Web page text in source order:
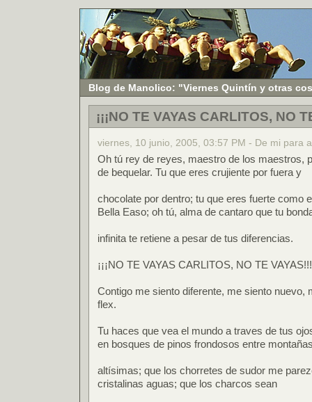
Blog de Manolico: "Viernes Quintín y otras
¡¡¡NO TE VAYAS CARLITOS, NO
viernes, 10 junio, 2005, 03:57 PM - De mi para
Oh tú rey de reyes, maestro de los maestros,
de bequelar. Tu que eres crujiente por fuera y
chocolate por dentro; tu que eres fuerte como
Bella Easo; oh tú, alma de cantaro que tu
infinita te retiene a pesar de tus diferencias.
¡¡¡NO TE VAYAS CARLITOS, NO TE VAYAS!!!
Contigo me siento diferente, me siento nuevo,
flex.
Tu haces que vea el mundo a traves de tus
en bosques de pinos frondosos entre
altísimas; que los chorretes de sudor me
cristalinas aguas; que los charcos sean